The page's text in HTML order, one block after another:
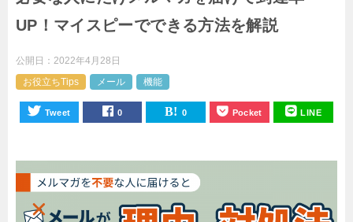
UP！マイスピーでできる方法を解説
公開日： 2022年4月28日
お役立ちTips
メール 機能
Tweet 0 0 Pocket LINE